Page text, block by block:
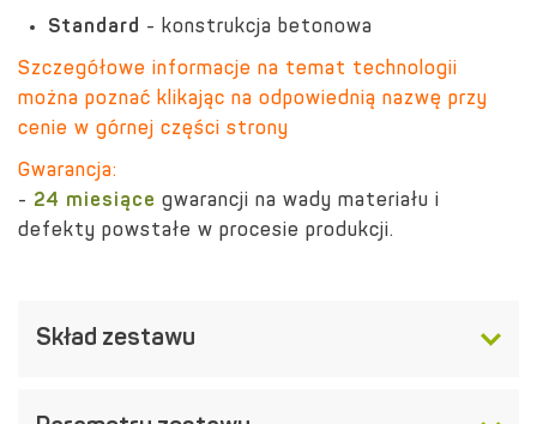
Standard - konstrukcja betonowa
Szczegółowe informacje na temat technologii
można poznać klikając na odpowiednią nazwę przy
cenie w górnej części strony
Gwarancja:
- 24 miesiące gwarancji na wady materiału i
defekty powstałe w procesie produkcji.
Skład zestawu